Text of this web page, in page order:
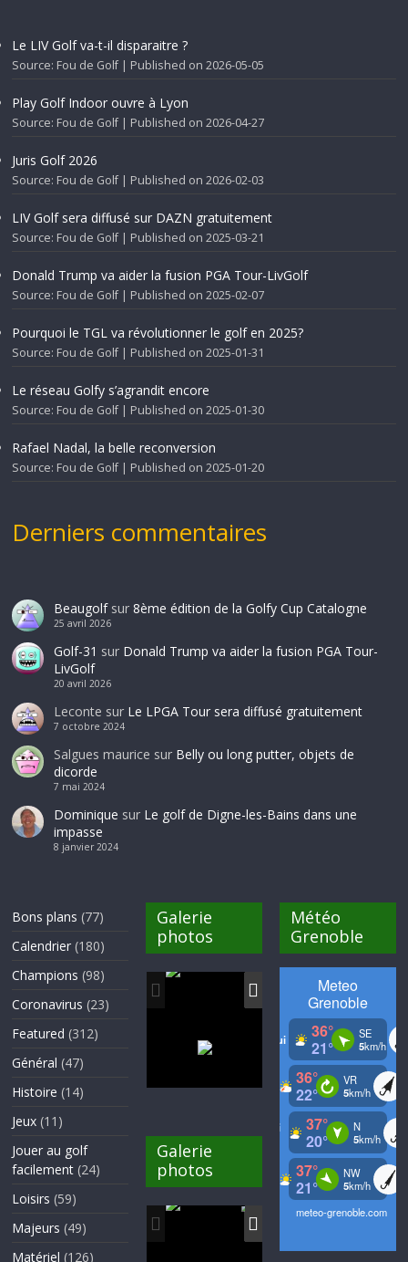
Le LIV Golf va-t-il disparaitre ?
Source: Fou de Golf Published on 2026-05-05
Play Golf Indoor ouvre à Lyon
Source: Fou de Golf Published on 2026-04-27
Juris Golf 2026
Source: Fou de Golf Published on 2026-02-03
LIV Golf sera diffusé sur DAZN gratuitement
Source: Fou de Golf Published on 2025-03-21
Donald Trump va aider la fusion PGA Tour-LivGolf
Source: Fou de Golf Published on 2025-02-07
Pourquoi le TGL va révolutionner le golf en 2025?
Source: Fou de Golf Published on 2025-01-31
Le réseau Golfy s’agrandit encore
Source: Fou de Golf Published on 2025-01-30
Rafael Nadal, la belle reconversion
Source: Fou de Golf Published on 2025-01-20
Derniers commentaires
Beaugolfsur 8ème édition de la Golfy Cup Catalogne
25 avril 2026
Golf-31 sur Donald Trump va aider la fusion PGA Tour-
LivGolf
20 avril 2026
Leconte sur Le LPGA Tour sera diffusé gratuitement
7 octobre 2024
Salgues maurice sur Belly ou long putter, objets de
dicorde
7 mai 2024
Dominique sur Le golf de Digne-les-Bains dans une
impasse
8 janvier 2024
Bons plans (77)
Calendrier (180)
Champions (98)
Coronavirus (23)
Featured (312)
Général (47)
Histoire (14)
Jeux (11)
Jouer au golf
facilement (24)
Loisirs (59)
Majeurs (49)
Matériel (126)
Galerie
photos
Galerie
photos
Météo
Grenoble